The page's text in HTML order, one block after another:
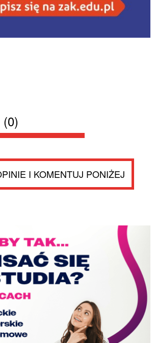
I KOMENTUJ PONIŻEJ